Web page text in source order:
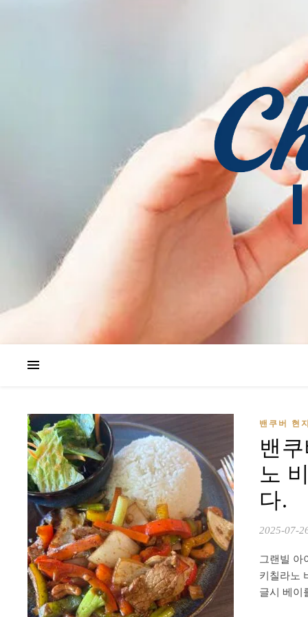
밴쿠버 현
밴
노
다.
2025-07-
그랜빌 아
키칠라노
글시 베이